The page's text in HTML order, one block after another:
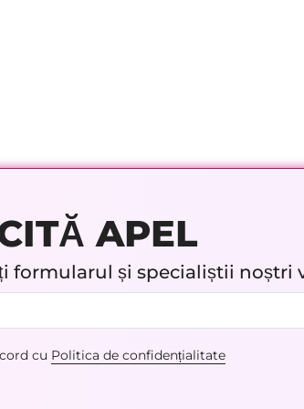
APEL
formularul și specialiștii noștri
cu Politica de confidențialitate